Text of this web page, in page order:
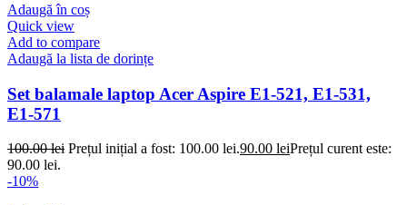
Adaugă în coș
Quick view
Add to compare
Adaugă la lista de dorințe
Set balamale laptop Acer Aspire E1-521, E1-531,
E1-571
100.00lei Prețul inițial a fost: 100.00 lei.90.00 leiPrețul curent este:
90.00 lei.
-10%